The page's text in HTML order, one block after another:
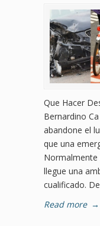
Que Hacer
Bernardino
abandone el
que una
Normalmente
llegue una
cualificado.
Read more →